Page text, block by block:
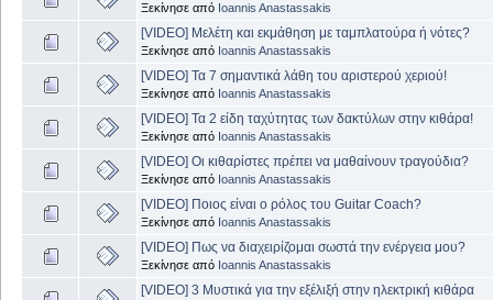
Ξεκίνησε από Ioannis Anastassakis
[VIDEO] Μελέτη και εκμάθηση με ταμπλατούρα ή νότες?
Ξεκίνησε από Ioannis Anastassakis
[VIDEO] Τα 7 σημαντικά λάθη του αριστερού χεριού!
Ξεκίνησε από Ioannis Anastassakis
[VIDEO] Τα 2 είδη ταχύτητας των δακτύλων στην κιθάρα!
Ξεκίνησε από Ioannis Anastassakis
[VIDEO] Οι κιθαρίστες πρέπει να μαθαίνουν τραγούδια?
Ξεκίνησε από Ioannis Anastassakis
[VIDEO] Ποιος είναι ο ρόλος του Guitar Coach?
Ξεκίνησε από Ioannis Anastassakis
[VIDEO] Πως να διαχειρίζομαι σωστά την ενέργεια μου?
Ξεκίνησε από Ioannis Anastassakis
[VIDEO] 3 Μυστικά για την εξέλιξή στην ηλεκτρική κιθάρα